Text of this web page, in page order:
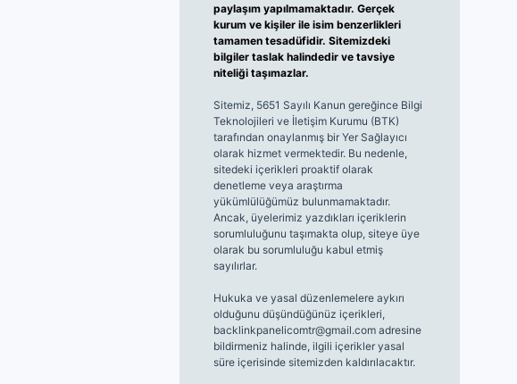
paylaşım yapılmamaktadır. Gerçek
kurum ve kişiler ile isim benzerlikleri
tamamen tesadüfidir. Sitemizdeki
bilgiler taslak halindedir ve tavsiye
niteliği taşımazlar.
Sitemiz, 5651 Sayılı Kanun gereğince Bilgi
Teknolojileri ve İletişim Kurumu (BTK)
tarafından onaylanmış bir Yer Sağlayıcı
olarak hizmet vermektedir. Bu nedenle,
sitedeki içerikleri proaktif olarak
denetleme veya araştırma
yükümlülüğümüz bulunmamaktadır.
Ancak, üyelerimiz yazdıkları içeriklerin
sorumluluğunu taşımakta olup, siteye üye
olarak bu sorumluluğu kabul etmiş
sayılırlar.
Hukuka ve yasal düzenlemelere aykırı
olduğunu düşündüğünüz içerikleri,
backlinkpanelicomtr@gmail.comadresine
bildirmeniz halinde, ilgili içerikler yasal
süre içerisinde sitemizden kaldırılacaktır.